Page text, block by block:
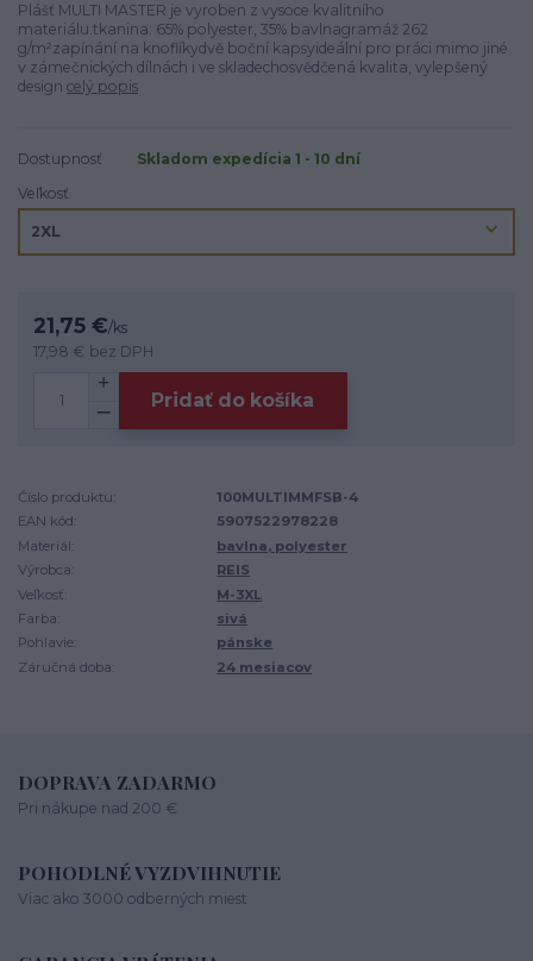
Plášť MULTI MASTER je vyroben z vysoce kvalitního
materiálu.tkanina: 65% polyester, 35% bavlnagramáž 262
g/m²zapínání na knoflíkydvě boční kapsyideální pro práci mimo jiné
v zámečnických dílnách i ve skladechosvědčená kvalita, vylepšený
design celý popis
Dostupnosť
Skladom expedícia 1 - 10 dní
Veľkosť
21,75 €/ks
17,98 € bez DPH
Pridať do košíka
Číslo produktu:
100MULTIMMFSB-4
EAN kód:
5907522978228
Materiál:
bavlna, polyester
Výrobca:
REIS
Veľkosť:
M-3XL
Farba:
sivá
Pohlavie:
pánske
Záručná doba:
24 mesiacov
DOPRAVA ZADARMO
Pri nákupe nad 200 €
POHODLNÉ VYZDVIHNUTIE
Viac ako 3000 odberných miest